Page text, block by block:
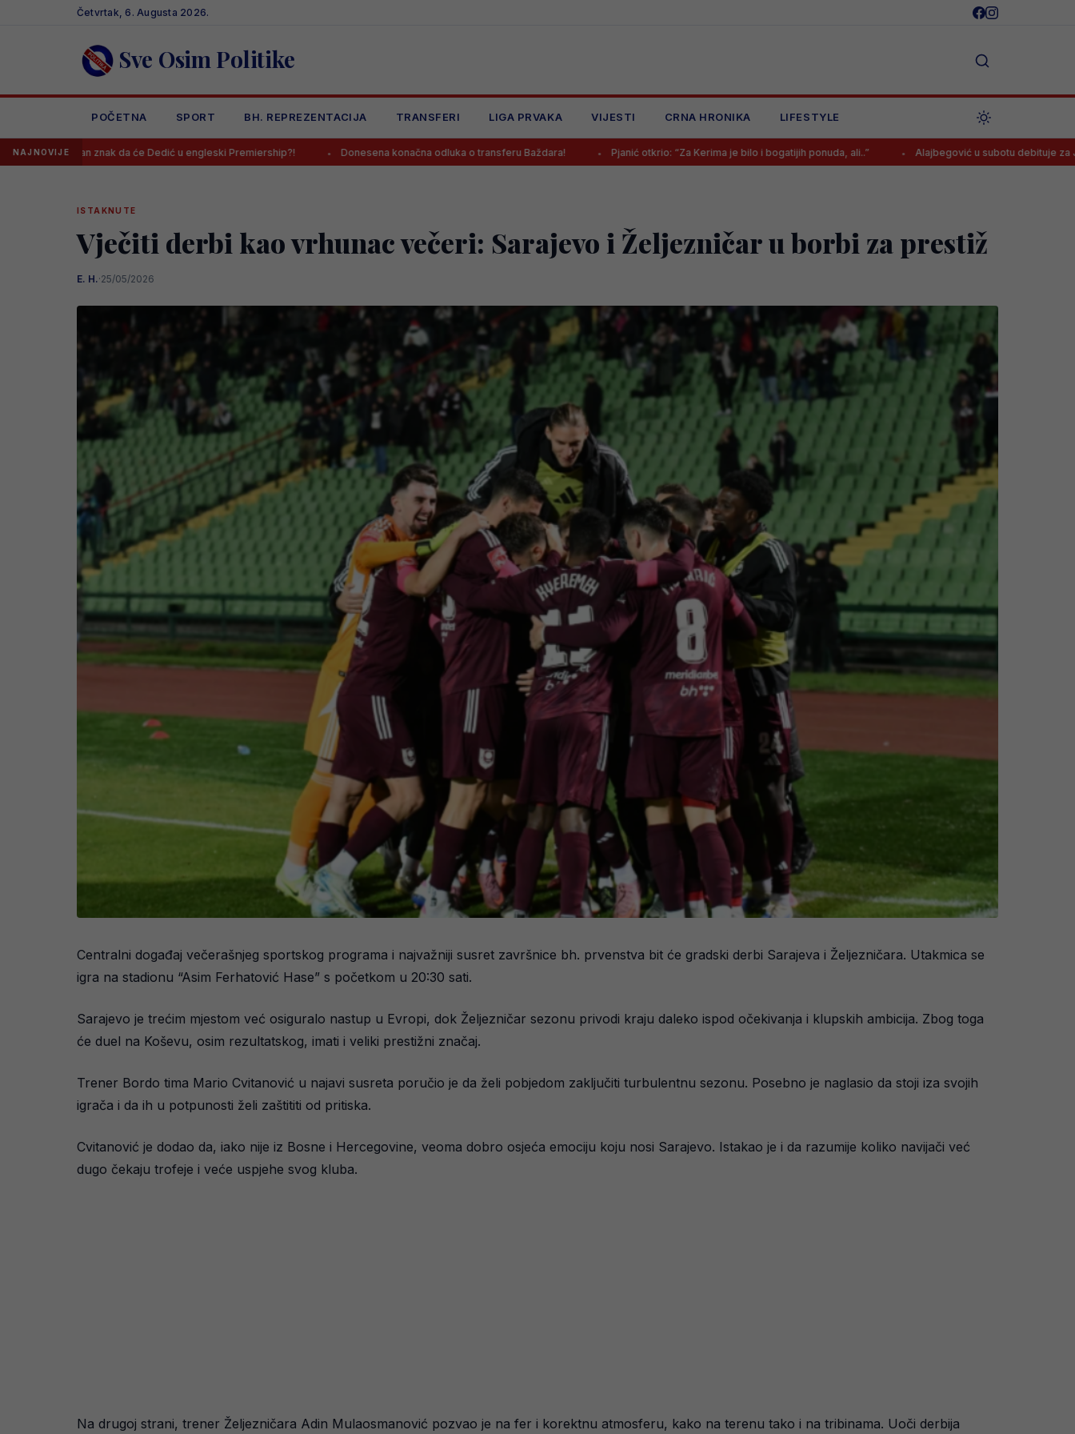
Četvrtak, 6. Augusta 2026.
Sve Osim Politike
POČETNA SPORT BH. REPREZENTACIJA TRANSFERI LIGA PRVAKA VIJESTI CRNA HRONIKA LIFESTYLE
NAJNOVIJE
znak da će Dedić u engleski Premiership?! Donesena konačna odluka o transferu Baždara! Pjanić otkrio: “Za Kerima je bilo i bogatijih ponuda, ali..” Alajbegović u subotu debituje za Juventus,
ISTAKNUTE
Vječiti derbi kao vrhunac večeri: Sarajevo i Željezničar u borbi za prestiž
E. H.·25/05/2026
Centralni događaj večerašnjeg sportskog programa i najvažniji susret završnice bh. prvenstva bit će gradski derbi Sarajeva i Željezničara. Utakmica se
igra na stadionu “Asim Ferhatović Hase” s početkom u 20:30 sati.
Sarajevo je trećim mjestom već osiguralo nastup u Evropi, dok Željezničar sezonu privodi kraju daleko ispod očekivanja i klupskih ambicija. Zbog toga
će duel na Koševu, osim rezultatskog, imati i veliki prestižni značaj.
Trener Bordo tima Mario Cvitanović u najavi susreta poručio je da želi pobjedom zaključiti turbulentnu sezonu. Posebno je naglasio da stoji iza svojih
igrača i da ih u potpunosti želi zaštititi od pritiska.
Cvitanović je dodao da, iako nije iz Bosne i Hercegovine, veoma dobro osjeća emociju koju nosi Sarajevo. Istakao je i da razumije koliko navijači već
dugo čekaju trofeje i veće uspjehe svog kluba.
Na drugoj strani, trener Željezničara Adin Mulaosmanović pozvao je na fer i korektnu atmosferu, kako na terenu tako i na tribinama. Uoči derbija